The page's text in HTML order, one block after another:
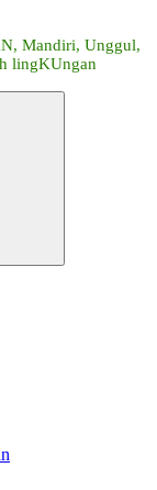
Mandiri, Unggul,
lingKUngan